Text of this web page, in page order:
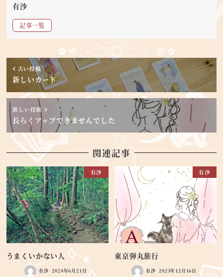
有沙
記事一覧
古い投稿
新しいカード
新しい投稿
長らくアップできませんでした
関連記事
有沙
うまくいかない人
有沙 2024年6月21日
有沙
東京弾丸旅行
有沙 2023年12月16日